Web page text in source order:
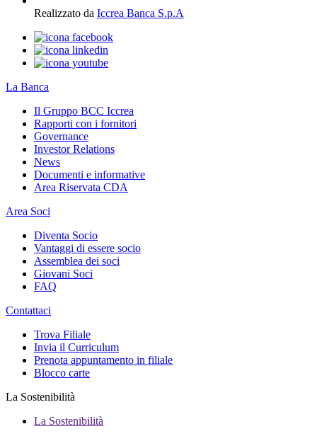
Realizzato da Iccrea Banca S.p.A
La Banca
Il Gruppo BCC Iccrea
Rapporti con i fornitori
Governance
Investor Relations
News
Documenti e informative
Area Riservata CDA
Area Soci
Diventa Socio
Vantaggi di essere socio
Assemblea dei soci
Giovani Soci
FAQ
Contattaci
Trova Filiale
Invia il Curriculum
Prenota appuntamento in filiale
Blocco carte
La Sostenibilità
La Sostenibilità